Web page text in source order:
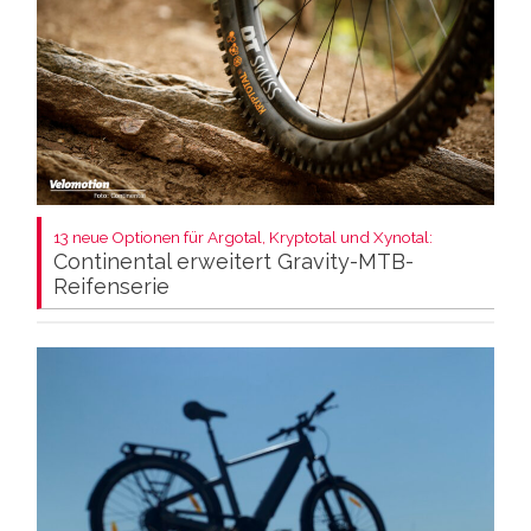
13 neue Optionen für Argotal, Kryptotal und Xynotal:
Continental erweitert Gravity-MTB-
Reifenserie